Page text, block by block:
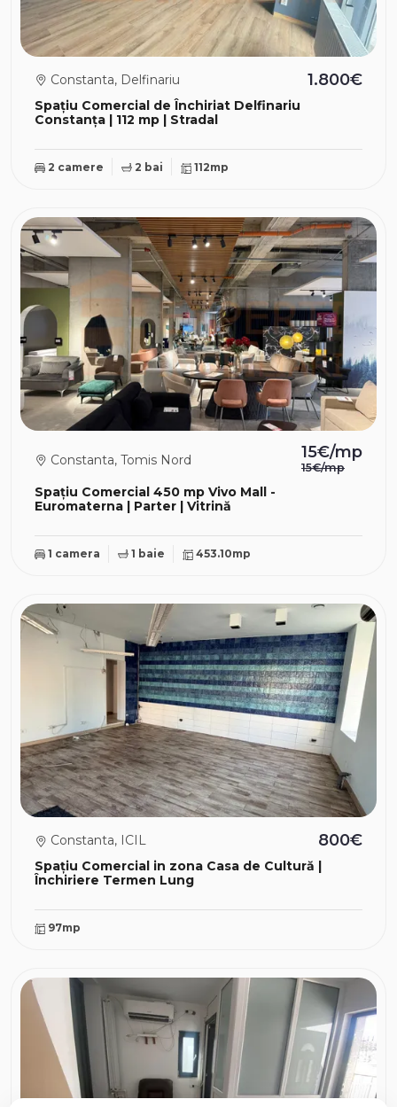
Spațiu Comercial de Închiriat Delfinariu
Constanța | 112 mp | Stradal
Constanta, Delfinariu 1.800€
2 camere 2 bai 112mp
Spațiu Comercial 450 mp Vivo Mall -
Euromaterna | Parter | Vitrină
Constanta, Tomis Nord 15€/mp
15€/mp
1 camera 1 baie 453.10mp
Spațiu Comercial in zona Casa de Cultură |
Închiriere Termen Lung
Constanta, ICIL 800€
97mp